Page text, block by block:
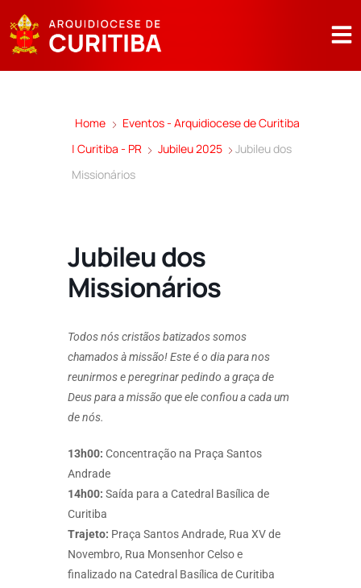
Home
Eventos - Arquidiocese de Curitiba
| Curitiba - PR
Jubileu 2025
Jubileu dos
Missionários
Jubileu dos
Missionários
Todos nós cristãos batizados somos
chamados à missão! Este é o dia para nos
reunirmos e peregrinar pedindo a graça de
Deus para a missão que ele confiou a cada um
de nós.
13h00: Concentração na Praça Santos
Andrade
14h00: Saída para a Catedral Basílica de
Curitiba
Trajeto: Praça Santos Andrade, Rua XV de
Novembro, Rua Monsenhor Celso e
finalizado na Catedral Basílica de Curitiba